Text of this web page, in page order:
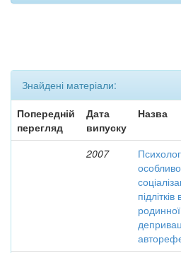
Знайдені матеріали:
Попередній
перегляд
Дата
випуску
Назва
2007
родинної